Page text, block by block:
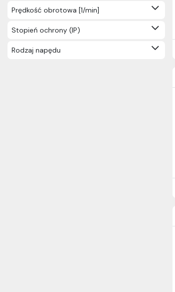
Prędkość obrotowa [1/min]
Stopień ochrony (IP)
Rodzaj napędu